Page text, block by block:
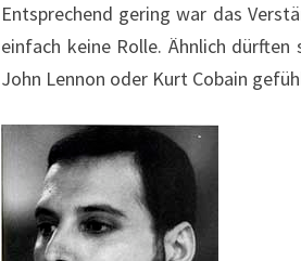
Entsprechend gering war das
einfach keine Rolle. Ähnlich
John Lennon oder Kurt Cobain